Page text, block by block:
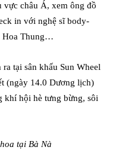
vực châu Á, xem ông đồ
in với nghệ sĩ body-
Hoa Thung…
tại sân khấu Sun Wheel
(ngày 14.0 Dương lịch)
khí hội hè tưng bừng, sôi
tại Bà Nà